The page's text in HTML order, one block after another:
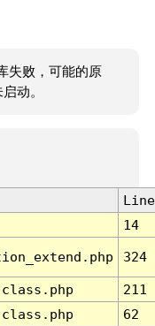
失败，可能的原
动。
Line
14
324
211
62